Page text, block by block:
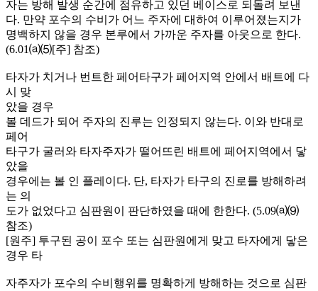
자는 방해 발생 순간에 점유하고 있던 베이스로 되돌려 보낸
다. 만약 포수의 수비가 어느 주자에 대하여 이루어졌는지가
명백하지 않을 경우 본루에서 가까운 주자를 아웃으로 한다.
(6.01⒜⑸[주] 참조)
타자가 치거나 번트한 페어타구가 페어지역 안에서 배트에 다
시 맞
았을 경우
볼 데드가 되어 주자의 진루는 인정되지 않는다. 이와 반대로
페어
타구가 굴러와 타자주자가 떨어뜨린 배트에 페어지역에서 닿
았을
경우에는 볼 인 플레이다. 단, 타자가 타구의 진로를 방해하려
는 의
도가 없었다고 심판원이 판단하였을 때에 한한다. (5.09⒜⑼
참조)
[원주] 투구된 공이 포수 또는 심판원에게 맞고 타자에게 닿은
경우 타
자주자가 포수의 수비행위를 명확하게 방해하는 것으로 심판